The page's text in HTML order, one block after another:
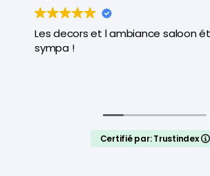
Les decors et l ambiance saloon
sympa !
Certifié par: Trustindex